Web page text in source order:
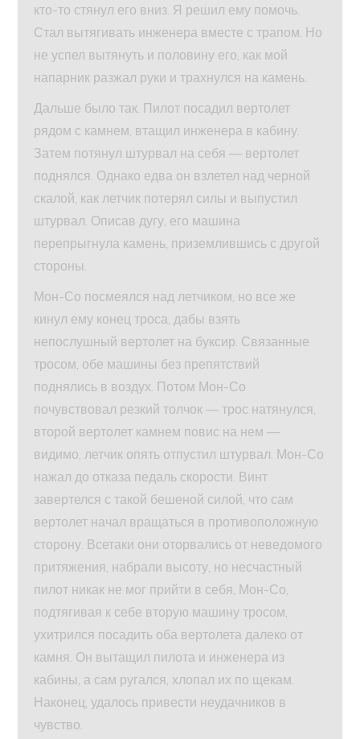
кто-то стянул его вниз. Я решил ему помочь.
Стал вытягивать инженера вместе с трапом. Но
не успел вытянуть и половину его, как мой
напарник разжал руки и трахнулся на камень.
Дальше было так. Пилот посадил вертолет
рядом с камнем, втащил инженера в кабину.
Затем потянул штурвал на себя — вертолет
поднялся. Однако едва он взлетел над черной
скалой, как летчик потерял силы и выпустил
штурвал. Описав дугу, его машина
перепрыгнула камень, приземлившись с другой
стороны.
Мон-Со посмеялся над летчиком, но все же
кинул ему конец троса, дабы взять
непослушный вертолет на буксир. Связанные
тросом, обе машины без препятствий
поднялись в воздух. Потом Мон-Со
почувствовал резкий толчок — трос натянулся,
второй вертолет камнем повис на нем —
видимо, летчик опять отпустил штурвал. Мон-Со
нажал до отказа педаль скорости. Винт
завертелся с такой бешеной силой, что сам
вертолет начал вращаться в противоположную
сторону. Всетаки они оторвались от неведомого
притяжения, набрали высоту, но несчастный
пилот никак не мог прийти в себя, Мон-Со,
подтягивая к себе вторую машину тросом,
ухитрился посадить оба вертолета далеко от
камня. Он вытащил пилота и инженера из
кабины, а сам ругался, хлопал их по щекам.
Наконец, удалось привести неудачников в
чувство.